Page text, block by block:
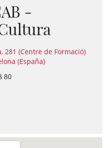
-
281 (Centre de Formació)
(España)
80